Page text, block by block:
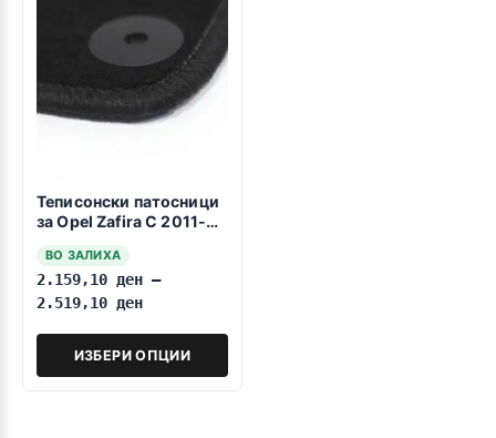
Теписонски патосници
за Opel Zafira C 2011-
ВО ЗАЛИХА
2.159,10 ден –
2.519,10 ден
ИЗБЕРИ ОПЦИИ